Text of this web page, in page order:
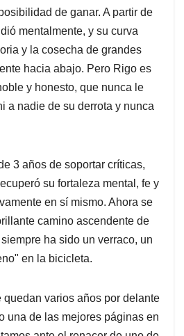
de ganar. A partir de
mentalmente, y su curva
y la cosecha de grandes
hacia abajo. Pero Rigo es
y honesto, que nunca le
a nadie de su derrota y nunca
3 años de soportar críticas,
su fortaleza mental, fe y
en sí mismo. Ahora se
camino ascendente de
ha sido un verraco, un
en la bicicleta.
varios años por delante
una de las mejores páginas en